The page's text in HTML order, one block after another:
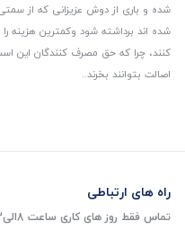
شده و باری از دوش عزیزانی که از
شده اند برداشته شود و‌کمترین هزینه
کنند، چرا که حق مصرف کنندگان این
اصالت بتوانند بخرند..
راه های ارتباطی
تماس فقط روز های کاری ساعت 8الی13